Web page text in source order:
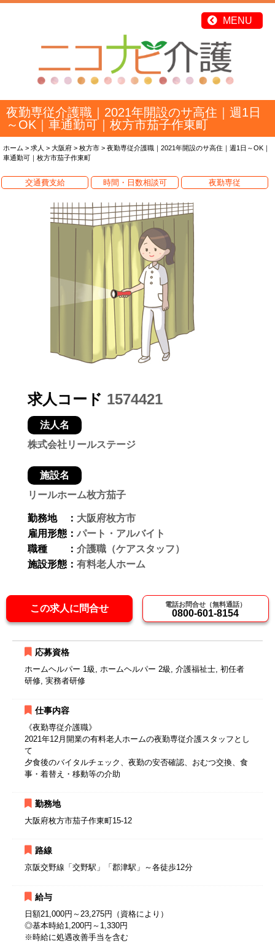
夜勤専従介護職｜2021年開設のサ高住｜週1日
～OK｜車通勤可｜枚方市茄子作東町
ホーム > 求人 > 大阪府 > 枚方市 > 夜勤専従介護職｜2021年開設のサ高住｜週1日～OK｜
車通勤可｜枚方市茄子作東町
交通費支給 時間・日数相談可 夜勤専従
求人コード 1574421
法人名
株式会社リールステージ
施設名
リールホーム枚方茄子
勤務地 ： 大阪府枚方市
雇用形態： パート・アルバイト
職種 ： 介護職（ケアスタッフ）
施設形態： 有料老人ホーム
この求人に問合せ 電話お問合せ（無料通話）
0800-601-8154
応募資格
ホームヘルパー 1級, ホームヘルパー 2級, 介護福祉士, 初任者
研修, 実務者研修
仕事内容
《夜勤専従介護職》
2021年12月開業の有料老人ホームの夜勤専従介護スタッフとし
て
夕食後のバイタルチェック、夜勤の安否確認、おむつ交換、食
事・着替え・移動等の介助
勤務地
大阪府枚方市茄子作東町15-12
路線
京阪交野線「交野駅」「郡津駅」～各徒歩12分
給与
日額21,000円～23,275円（資格により）
◎基本時給1,200円～1,330円
※時給に処遇改善手当を含む